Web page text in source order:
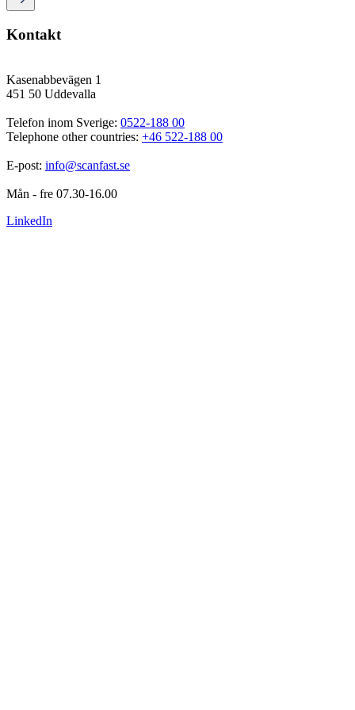
Kontakt
Kasenabbevägen 1
451 50 Uddevalla
Telefon inom Sverige: 0522-188 00
Telephone other countries: +46 522-188 00
E-post: info@scanfast.se
Mån - fre 07.30-16.00
LinkedIn